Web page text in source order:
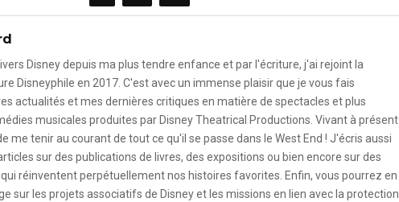
Disney depuis ma plus tendre enfance et par l'écriture, j'ai rejoint la
Disneyphile en 2017. C'est avec un immense plaisir que je vous fais
actualités et mes dernières critiques en matière de spectacles et plus
musicales produites par Disney Theatrical Productions. Vivant à présent
me tenir au courant de tout ce qu'il se passe dans le West End ! J'écris aussi
sur des publications de livres, des expositions ou bien encore sur des
réinventent perpétuellement nos histoires favorites. Enfin, vous pourrez en
sur les projets associatifs de Disney et les missions en lien avec la protection